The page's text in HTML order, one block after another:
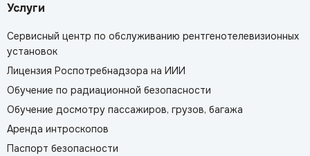
Услуги
Сервисный центр по обслуживанию рентгенотелевизионных
установок
Лицензия Роспотребнадзора на ИИИ
Обучение по радиационной безопасности
Обучение досмотру пассажиров, грузов, багажа
Аренда интроскопов
Паспорт безопасности